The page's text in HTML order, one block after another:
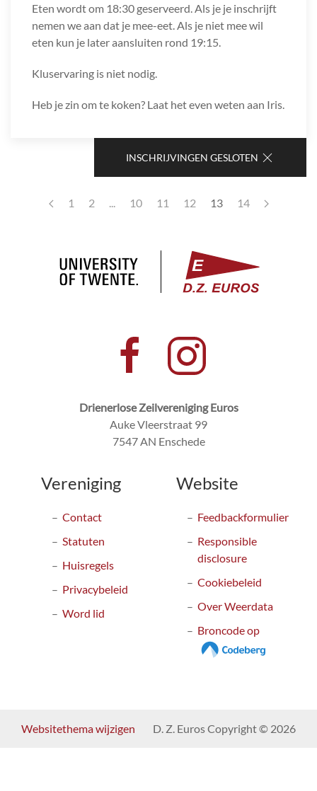
Eten wordt om 18:30 geserveerd. Als je je inschrijft
nemen we aan dat je mee-eet. Als je niet mee wil
eten kun je later aansluiten rond 19:15.
Kluservaring is niet nodig.
Heb je zin om te koken? Laat het even weten aan Iris.
INSCHRIJVINGEN GESLOTEN
1 2 ... 10 11 12 13 14
Drienerlose Zeilvereniging Euros
Auke Vleerstraat 99
7547 AN Enschede
Vereniging
Contact
Statuten
Huisregels
Privacybeleid
Word lid
Website
Feedbackformulier
Responsible
disclosure
Cookiebeleid
Over Weerdata
Broncode op
Websitethema wijzigen D. Z. Euros Copyright © 2026